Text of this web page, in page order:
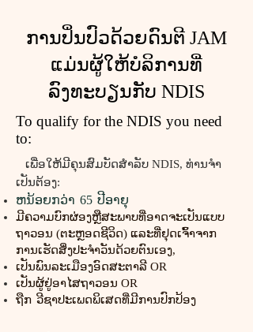
ການປິ່ນປົວດ້ວຍດົນຕີ JAM
ແມ່ນຜູ້ໃຫ້ບໍລິການທີ່
ລົງທະບຽນກັບ NDIS​​
To qualify for the NDIS you need
to:
ເພື່ອໃຫ້ມີຄຸນສົມບັດສໍາລັບ NDIS, ທ່ານຈໍາ
ເປັນຕ້ອງ:
ຫນ້ອຍກວ່າ 65 ປີອາຍຸ
ມີຄວາມບົກຜ່ອງຫຼືສະພາບທີ່ອາດຈະເປັນແບບ
ຖາວອນ (ຕະຫຼອດຊີວິດ) ແລະທີ່ຢຸດເຈົ້າຈາກ
ການເຮັດສິ່ງປະຈໍາວັນດ້ວຍຕົນເອງ,
ເປັນພົນລະເມືອງອົດສະຕາລີ OR
ເປັນຜູ້ຢູ່ອາໄສຖາວອນ OR
ຖືກ ວີຊາປະເພດພິເສດທີ່ມີການປົກປ້ອງ